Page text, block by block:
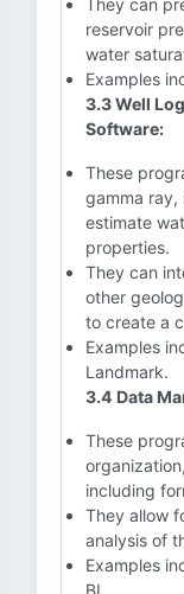
They can
reservoir
water
Examples
3.3 Well
Software:
These
gamma
estimate
properties.
They can
other
to create a
Examples
Landmark.
3.4 Data
These
including
They allow
analysis of
Examples
BI.